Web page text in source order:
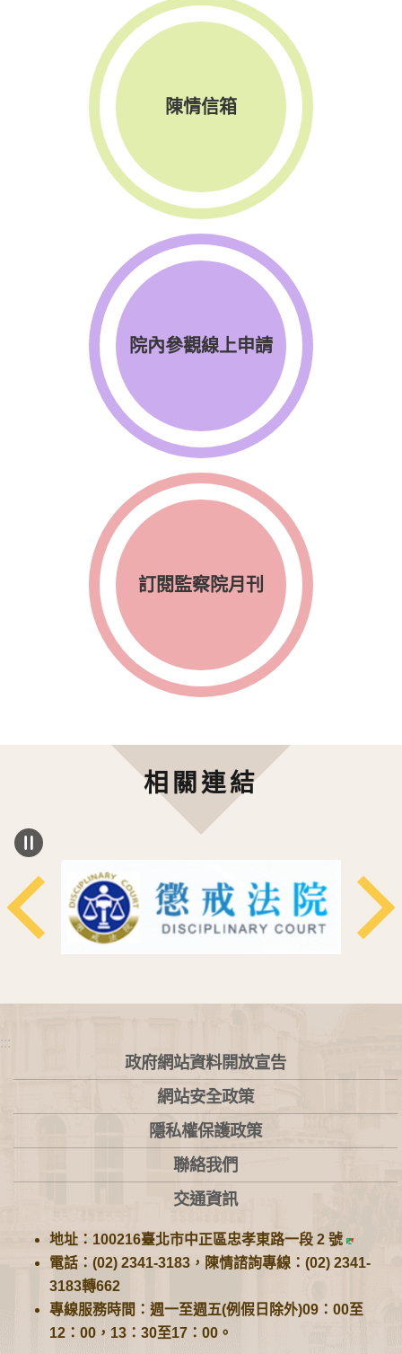
陳情信箱
院內參觀線上申請
訂閱監察院月刊
相關連結
:::
政府網站資料開放宣告
網站安全政策
隱私權保護政策
聯絡我們
交通資訊
地址：100216臺北市中正區忠孝東路一段 2 號
電話：(02) 2341-3183，陳情諮詢專線：(02) 2341-
3183轉662
專線服務時間：週一至週五(例假日除外)09：00至
12：00，13：30至17：00。